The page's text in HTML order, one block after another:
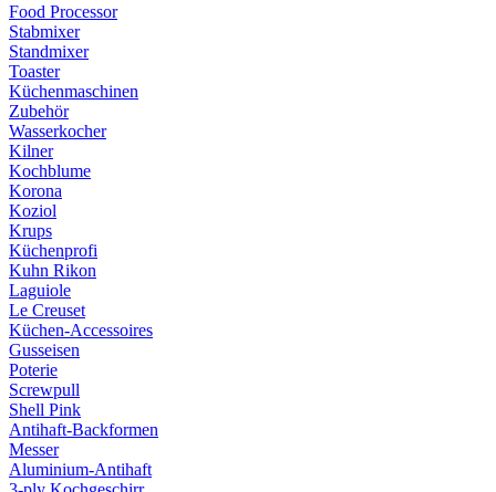
Food Processor
Stabmixer
Standmixer
Toaster
Küchenmaschinen
Zubehör
Wasserkocher
Kilner
Kochblume
Korona
Koziol
Krups
Küchenprofi
Kuhn Rikon
Laguiole
Le Creuset
Küchen-Accessoires
Gusseisen
Poterie
Screwpull
Shell Pink
Antihaft-Backformen
Messer
Aluminium-Antihaft